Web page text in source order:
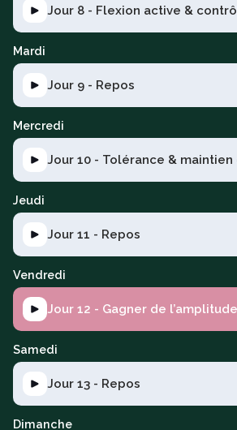
Jour 8 - Flexion active &
Mardi
Jour 9 - Repos
Mercredi
Jour 10 - Tolérance & maintien
Jeudi
Jour 11 - Repos
Vendredi
Jour 12 - Gagner de l’amplitude
Samedi
Jour 13 - Repos
Dimanche